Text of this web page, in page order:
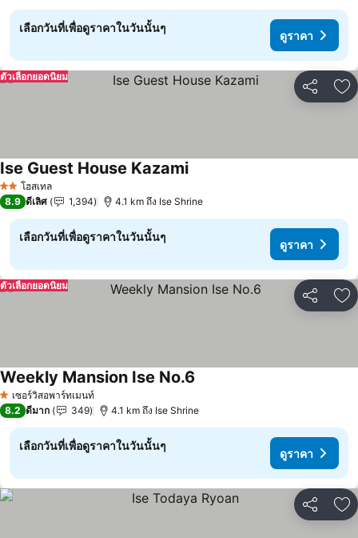
เลือกวันที่เพื่อดูราคาในวันนั้นๆ
ดูราคา
แชร์ เ
ตัวเลือกยอดนิยม
2 ดาวโฮสเทล
Ise Guest House Kazamiดูราคา
8.9 ดีเลิศ 1,394 4.1 km ถึง Ise Shrine
เลือกวันที่เพื่อดูราคาในวันนั้นๆ
ดูราคา
แชร์ เ
ตัวเลือกยอดนิยม
1 ดาวเซอร์วิสอพาร์ทเมนท์
Weekly Mansion Ise No.6
8.2 ดีมาก 349 4.1 km ถึง Ise Shrine
เลือกวันที่เพื่อดูราคาในวันนั้นๆ
ดูราคา
แชร์ เ